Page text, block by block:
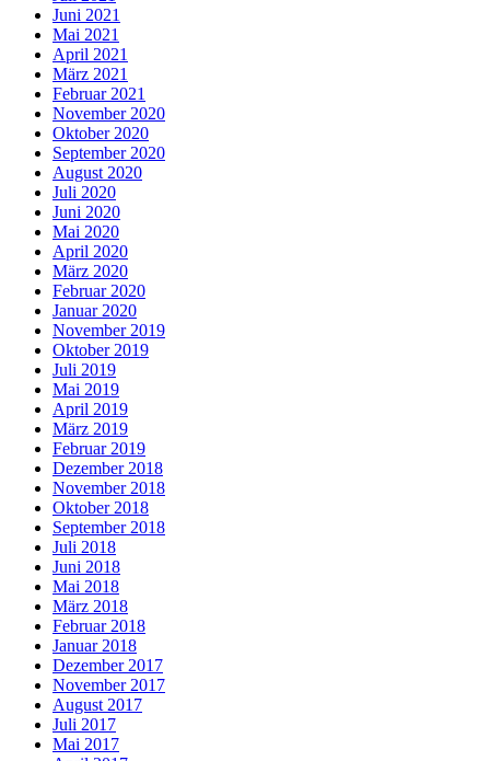
Juni 2021
Mai 2021
April 2021
März 2021
Februar 2021
November 2020
Oktober 2020
September 2020
August 2020
Juli 2020
Juni 2020
Mai 2020
April 2020
März 2020
Februar 2020
Januar 2020
November 2019
Oktober 2019
Juli 2019
Mai 2019
April 2019
März 2019
Februar 2019
Dezember 2018
November 2018
Oktober 2018
September 2018
Juli 2018
Juni 2018
Mai 2018
März 2018
Februar 2018
Januar 2018
Dezember 2017
November 2017
August 2017
Juli 2017
Mai 2017